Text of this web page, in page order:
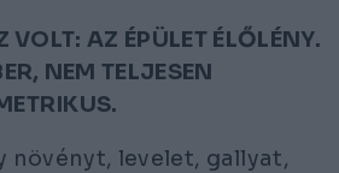
VOLT: AZ ÉPÜLET ÉLŐLÉNY.
NEM TELJESEN
növényt, levelet, gallyat,